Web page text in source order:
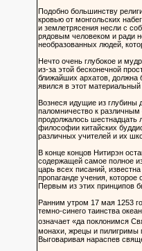
Подобно большинству
кровью от монгольских
и землетрясения несли с
рядовым человеком и ради
необразованных людей,
Нечто очень глубокое и
из-за этой бесконечной
ближайших архатов, должна
явился в этот
Вознеся идущие из глубины
паломничество к
продолжалось шестнадцать
философии китайских
различных учителей и их
В конце концов Нитирэн
содержащей самое полное
царь всех писаний,
пропаганде учения,
Первым из этих принципов
Ранним утром 17 мая 1253
темно-синего таинства
означает «да поклонимся
монахи, жрецы и пилигримы
Выговаривая нараспев